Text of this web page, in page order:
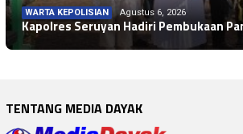
WARTA KEPOLISIAN Agustus 6, 2026
Kapolres Seruyan Hadiri Pembukaan
TENTANG MEDIA DAYAK